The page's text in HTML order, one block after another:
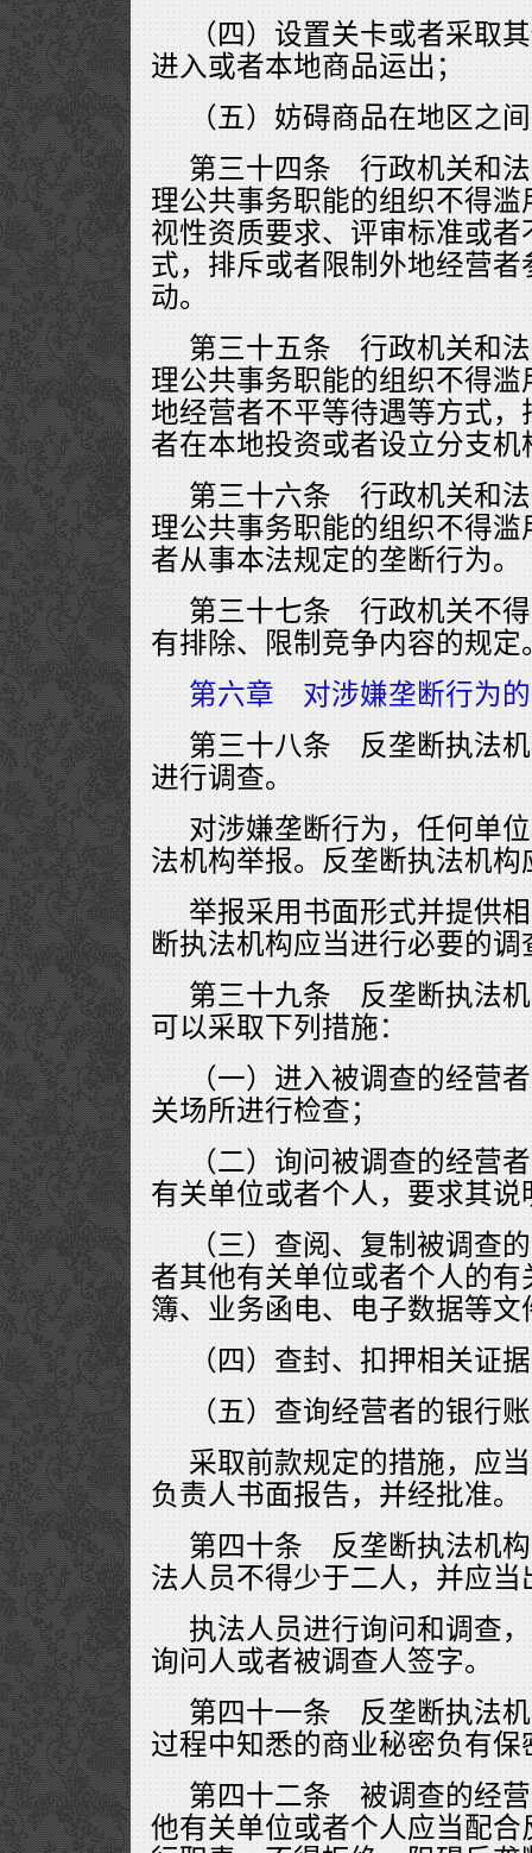
（四）设置关卡或者采取
进入或者本地商品运出；
（五）妨碍商品在地区之
第三十四条 行政机关和
理公共事务职能的组织不得
视性资质要求、评审标准或
式，排斥或者限制外地经营
动。
第三十五条 行政机关和
理公共事务职能的组织不得
地经营者不平等待遇等方式
者在本地投资或者设立分支机
第三十六条 行政机关和
理公共事务职能的组织不得
者从事本法规定的垄断行为。
第三十七条 行政机关不
有排除、限制竞争内容的规定
第六章 对涉嫌垄断行为
第三十八条 反垄断执法
进行调查。
对涉嫌垄断行为，任何单
法机构举报。反垄断执法机
举报采用书面形式并提供
断执法机构应当进行必要的调
第三十九条 反垄断执法
可以采取下列措施：
（一）进入被调查的经营
关场所进行检查；
（二）询问被调查的经营
有关单位或者个人，要求其说
（三）查阅、复制被调查
者其他有关单位或者个人的
簿、业务函电、电子数据等文
（四）查封、扣押相关证
（五）查询经营者的银行
采取前款规定的措施，应
负责人书面报告，并经批准。
第四十条 反垄断执法机
法人员不得少于二人，并应当
执法人员进行询问和调查
询问人或者被调查人签字。
第四十一条 反垄断执法
过程中知悉的商业秘密负有保
第四十二条 被调查的经
他有关单位或者个人应当配